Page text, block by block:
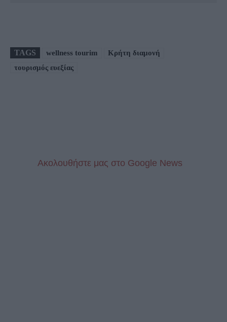
TAGS wellness tourim
Κρήτη διαμονή
τουρισμός ευεξίας
Aκολουθήστε μας στo Google News